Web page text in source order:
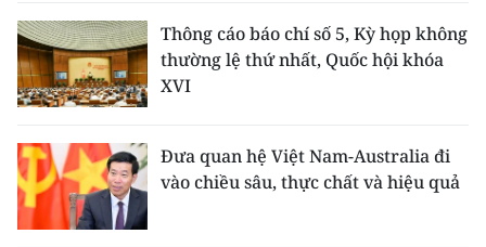
Thông cáo báo chí số 5, Kỳ họp không
thường lệ thứ nhất, Quốc hội khóa
XVI
Đưa quan hệ Việt Nam-Australia đi
vào chiều sâu, thực chất và hiệu quả